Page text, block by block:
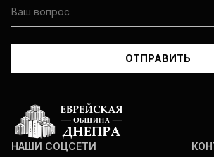
НАШИ СОЦСЕТИ